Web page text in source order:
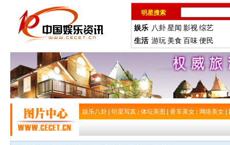
明星搜索
娱乐 八卦星闻 影视综艺
生活 游玩 美食 百味便民
娱乐八卦 明星写真 体坛美图 香车美女 网络美女